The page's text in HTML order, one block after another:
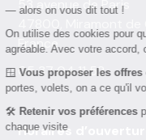
53 avenue de Paris
France
05 37 04 11 52
Horaires d’ouverture